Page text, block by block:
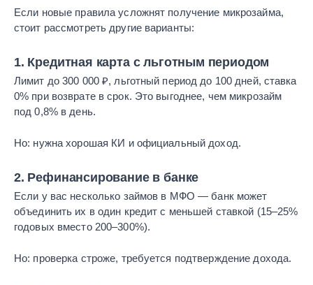
Если новые правила усложнят получение микрозайма,
стоит рассмотреть другие варианты:
1. Кредитная карта с льготным периодом
Лимит до 300 000 ₽, льготный период до 100 дней, ставка
0% при возврате в срок. Это выгоднее, чем микрозайм
под 0,8% в день.
Но: нужна хорошая КИ и официальный доход.
2. Рефинансирование в банке
Если у вас несколько займов в МФО — банк может
объединить их в один кредит с меньшей ставкой (15–25%
годовых вместо 200–300%).
Но: проверка строже, требуется подтверждение дохода.